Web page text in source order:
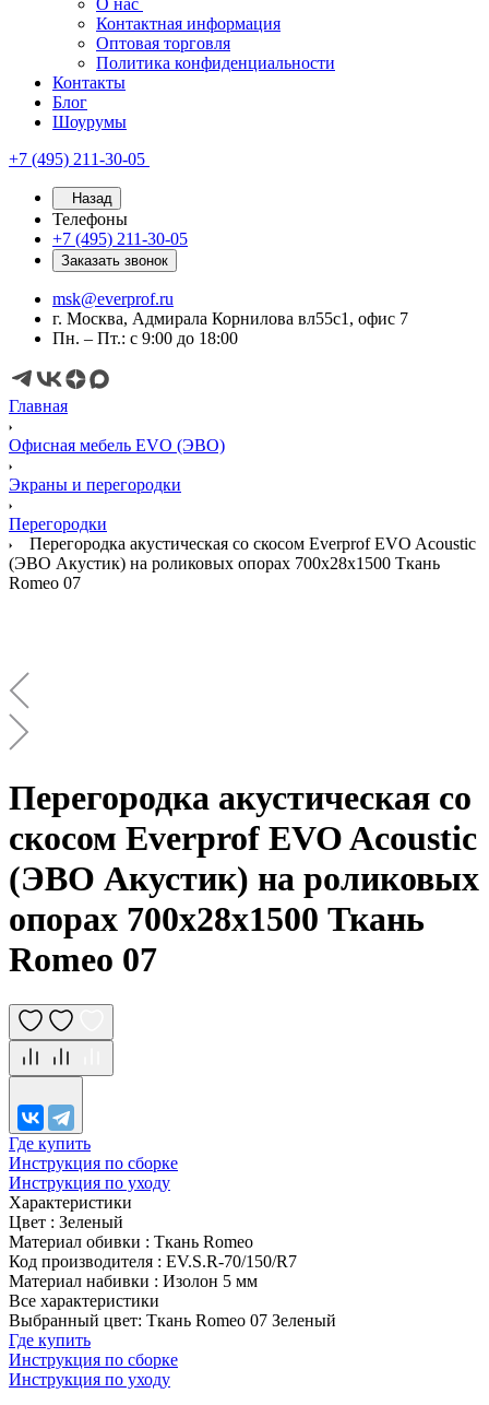
О нас
Контактная информация
Оптовая торговля
Политика конфиденциальности
Контакты
Блог
Шоурумы
+7 (495) 211-30-05
Назад
Телефоны
+7 (495) 211-30-05
Заказать звонок
msk@everprof.ru
г. Москва, Адмирала Корнилова вл55с1, офис 7
Пн. – Пт.: с 9:00 до 18:00
Главная
Офисная мебель EVO (ЭВО)
Экраны и перегородки
Перегородки
Перегородка акустическая со скосом Everprof EVO Acoustic
(ЭВО Акустик) на роликовых опорах 700х28х1500 Ткань
Romeo 07
Перегородка акустическая со
скосом Everprof EVO Acoustic
(ЭВО Акустик) на роликовых
опорах 700х28х1500 Ткань
Romeo 07
Где купить
Инструкция по сборке
Инструкция по уходу
Характеристики
Цвет : Зеленый
Материал обивки : Ткань Romeo
Код производителя : EV.S.R-70/150/R7
Материал набивки : Изолон 5 мм
Все характеристики
Выбранный цвет: Ткань Romeo 07 Зеленый
Где купить
Инструкция по сборке
Инструкция по уходу